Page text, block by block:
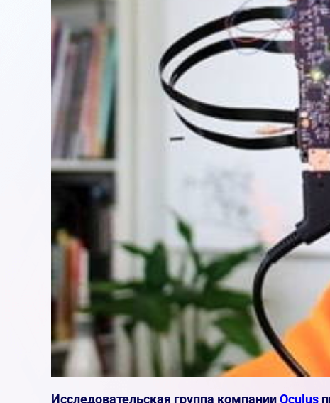
Исследовательская группа компанииOculus